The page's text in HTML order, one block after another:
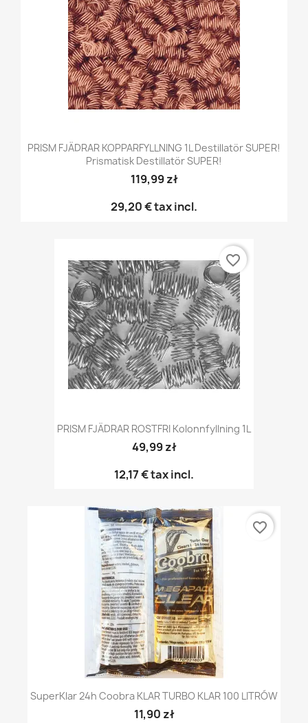
PRISM FJÄDRAR KOPPARFYLLNING 1L Destillatör SUPER!
Prismatisk Destillatör SUPER!
119,99 zł
29,20 €tax incl.
PRISM FJÄDRAR ROSTFRI Kolonnfyllning 1L
49,99 zł
12,17 €tax incl.
favorite_border
SuperKlar 24h Coobra KLAR TURBO KLAR 100 LITRÓW
11,90 zł
favorite_border